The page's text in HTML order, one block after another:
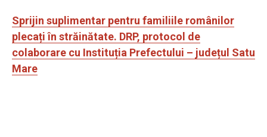
Sprijin suplimentar pentru familiile românilor
plecați în străinătate. DRP, protocol de
colaborare cu Instituția Prefectului – județul Satu
Mare